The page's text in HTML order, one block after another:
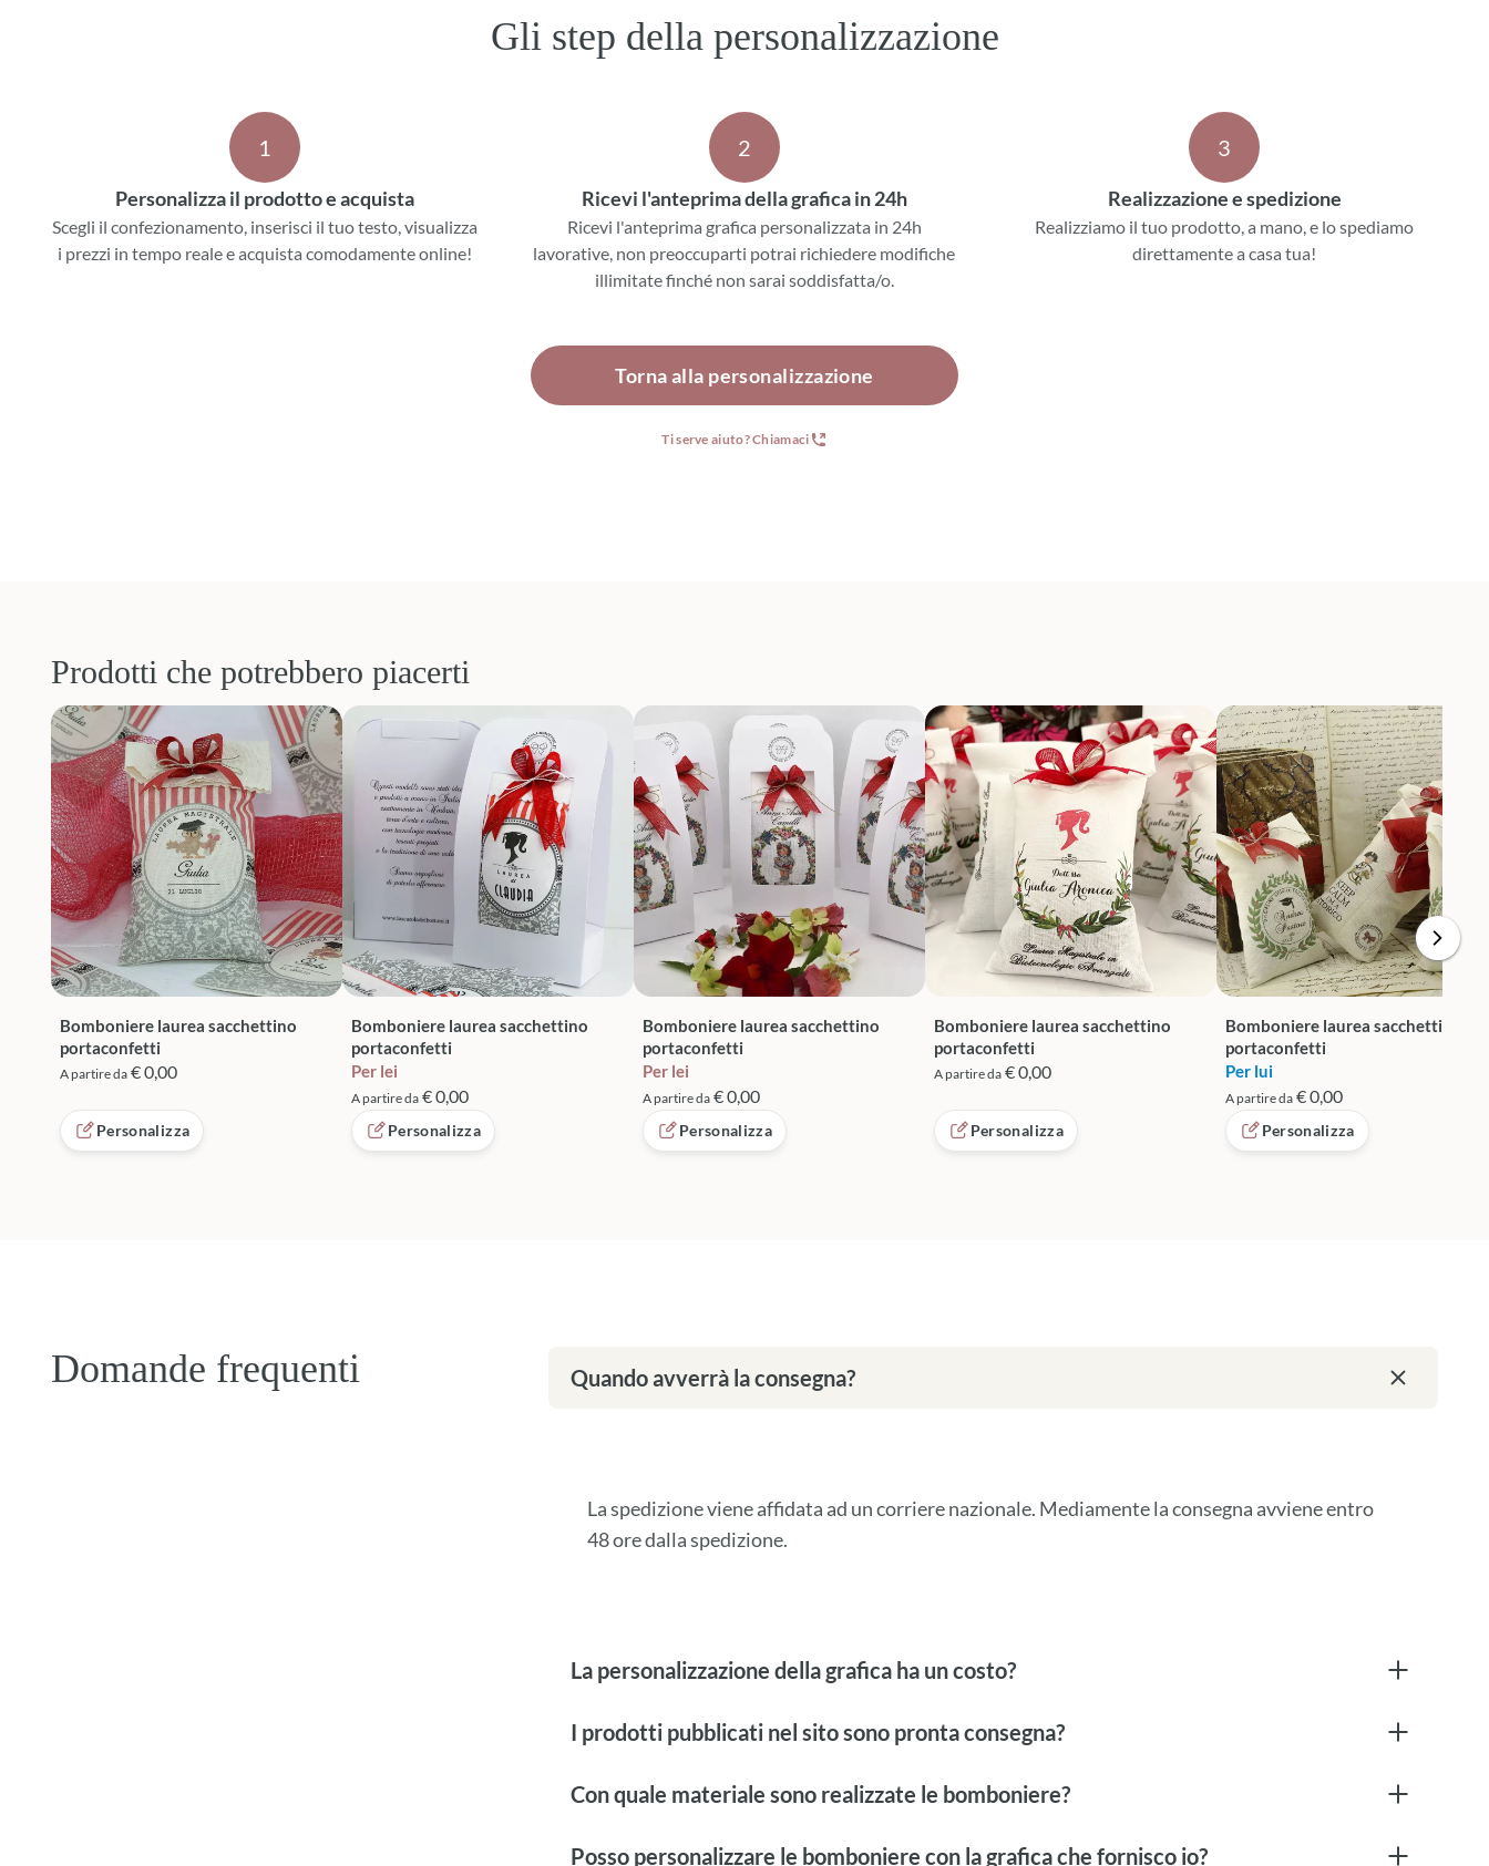
Gli step della personalizzazione
1
Personalizza il prodotto e acquista
Scegli il confezionamento, inserisci il tuo testo, visualizza
i prezzi in tempo reale e acquista comodamente online!
2
Ricevi l'anteprima della grafica in 24h
Ricevi l'anteprima grafica personalizzata in 24h
lavorative, non preoccuparti potrai richiedere modifiche
illimitate finché non sarai soddisfatta/o.
3
Realizzazione e spedizione
Realizziamo il tuo prodotto, a mano, e lo spediamo
direttamente a casa tua!
Torna alla personalizzazione
Ti serve aiuto? Chiamaci
Prodotti che potrebbero piacerti
Bomboniere laurea sacchettino
portaconfetti
A partire da € 0,00
Personalizza
Bomboniere laurea sacchettino
portaconfetti
Per lei
A partire da€ 0,00
Personalizza
Bomboniere laurea sacchettino
portaconfetti
Per lei
A partire da€ 0,00
Personalizza
Bomboniere laurea sacchettino
portaconfetti
A partire da€ 0,00
Personalizza
Bomboniere laurea sacchettino
portaconfetti
Per lui
A partire da€ 0,00
Personalizza
Domande frequenti Quando avverrà la consegna?
La spedizione viene affidata ad un corriere nazionale. Mediamente la consegna avviene entro
48 ore dalla spedizione.
La personalizzazione della grafica ha un costo?
I prodotti pubblicati nel sito sono pronta consegna?
Con quale materiale sono realizzate le bomboniere?
Posso personalizzare le bomboniere con la grafica che fornisco io?